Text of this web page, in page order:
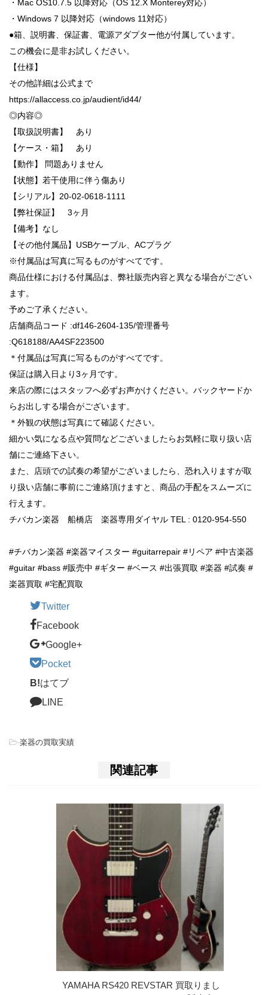
・Mac OS10.7.5 以降対応（OS 12.X Monterey対応）
・Windows 7 以降対応（windows 11対応）
●箱、説明書、保証書、電源アダプター他が付属しています。
この機会に是非お試しください。
【仕様】
その他詳細は公式まで
https://allaccess.co.jp/audient/id44/
◎内容◎
【取扱説明書】 あり
【ケース・箱】 あり
【動作】 問題ありません
【状態】若干使用に伴う傷あり
【シリアル】20-02-0618-1111
【弊社保証】 3ヶ月
【備考】なし
【その他付属品】USBケーブル、ACプラグ
※付属品は写真に写るものがすべてです。
商品仕様における付属品は、弊社販売内容と異なる場合がござい
ます。
予めご了承ください。
店舗商品コード :df146-2604-135/管理番号
:Q618188/AA4SF223500
＊付属品は写真に写るものがすべてです。
保証は購入日より3ヶ月です。
来店の際にはスタッフへ必ずお声かけください。バックヤードか
らお出しする場合がございます。
＊外観の状態は写真にて確認ください。
細かい気になる点や質問などございましたらお気軽に取り扱い店
舗にご連絡下さい。
また、店頭での試奏の希望がございましたら、恐れ入りますが取
り扱い店舗に事前にご連絡頂けますと、商品の手配をスムーズに
行えます。
チバカン楽器 船橋店 楽器専用ダイヤル TEL : 0120-954-550
#チバカン楽器 #楽器マイスター #guitarrepair #リペア #中古楽器
#guitar #bass #販売中 #ギター #ベース #出張買取 #楽器 #試奏 #
楽器買取 #宅配買取
Twitter
Facebook
Google+
Pocket
B!はてブ
LINE
-楽器の買取実績
関連記事
YAMAHA RS420 REVSTAR 買取りまし